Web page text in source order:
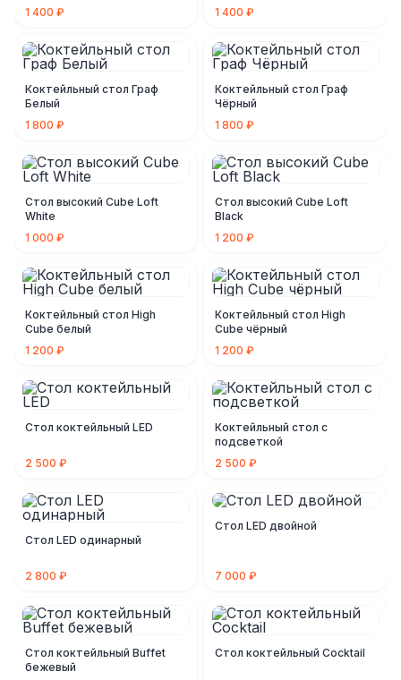
1 400 ₽
1 400 ₽
Коктейльный стол Граф
Белый
1 800 ₽
Коктейльный стол Граф
Чёрный
1 800 ₽
Стол высокий Cube Loft
White
1 000 ₽
Стол высокий Cube Loft
Black
1 200 ₽
Коктейльный стол High
Cube белый
1 200 ₽
Коктейльный стол High
Cube чёрный
1 200 ₽
Стол коктейльный LED
2 500 ₽
Коктейльный стол с
подсветкой
2 500 ₽
Стол LED одинарный
2 800 ₽
Стол LED двойной
7 000 ₽
Стол коктейльный Buffet
бежевый
Стол коктейльный Cocktail